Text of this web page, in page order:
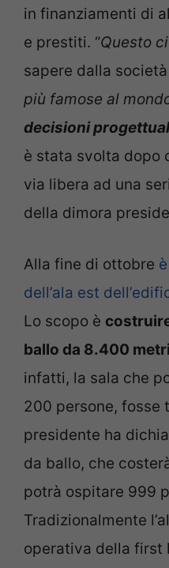
in finanziamenti di
e prestiti. “Questo
sapere dalla società
più famose al
decisioni
è stata svolta dopo
via libera ad una
della dimora
Alla fine di ottobre
dell’ala est
Lo scopo è
ballo da 8.400
infatti, la sala che
200 persone, fosse
presidente ha
da ballo, che
potrà ospitare 999
Tradizionalmente
operativa della first